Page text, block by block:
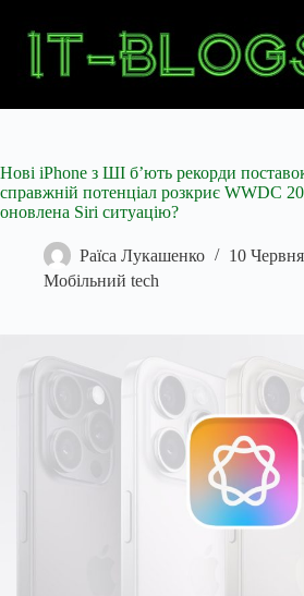
Нові iPhone з ШІ б’ють рекорди
справжній потенціал розкриє WWDC
оновлена Siri ситуацію?
Раїса Лукашенко
10
Мобільний tech